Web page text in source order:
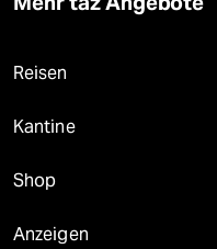
Reisen
Kantine
Shop
Anzeigen